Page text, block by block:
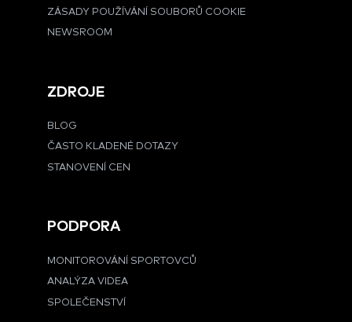
ZÁSADY POUŽÍVÁNÍ SOUBORŮ COOKIE
NEWSROOM
ZDROJE
BLOG
ČASTO KLADENÉ DOTAZY
STANOVENÍ CEN
PODPORA
MONITOROVÁNÍ SPORTOVCŮ
ANALÝZA VIDEA
SPOLEČENSTVÍ